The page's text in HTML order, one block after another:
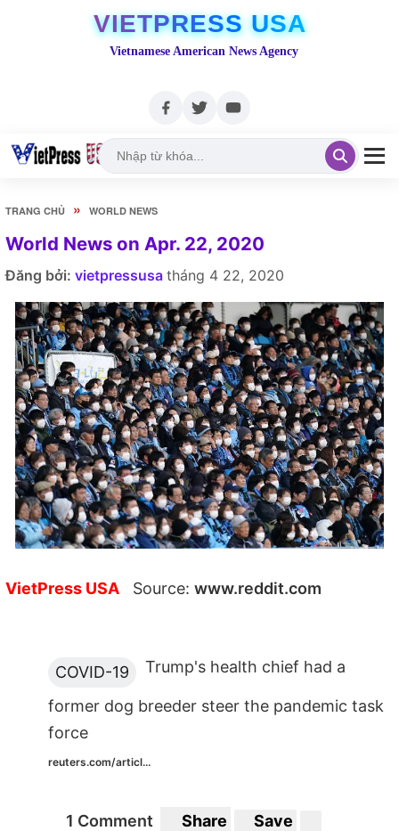
VIETPRESS USA
Vietnamese American News Agency
TRANG CHỦ » WORLD NEWS
World News on Apr. 22, 2020
Đăng bởi: vietpressusa tháng 4 22, 2020
VietPress USA Source: www.reddit.com
COVID-19 Trump's health chief had a
former dog breeder steer the pandemic task
force
reuters.com/articl...
1 Comment Share Save